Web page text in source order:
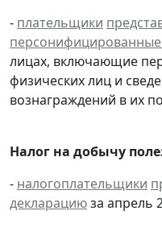
- плательщики
персонифицированные
лицах, включающие
физических лиц и
вознаграждений в их
Налог на добычу
- налогоплательщики
декларациюза апрель